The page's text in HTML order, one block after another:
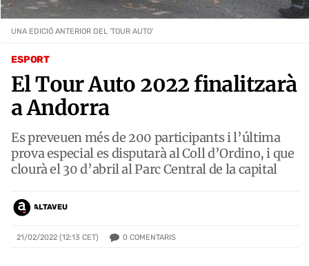
ESPORT
El Tour Auto 2022 finalitzarà
a Andorra
Es preveuen més de 200 participants i l’última
prova especial es disputarà al Coll d’Ordino, i que
clourà el 30 d’abril al Parc Central de la capital
ALTAVEU
21/02/2022 (12:13 CET) 0 COMENTARIS
UNA EDICIÓ ANTERIOR DEL 'TOUR AUTO'